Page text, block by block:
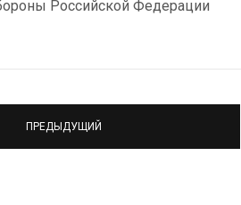
Российской Федерации
ПРЕДЫДУЩИЙ